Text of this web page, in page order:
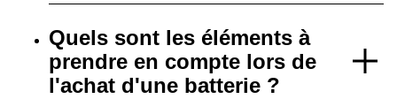
Quels sont les éléments à
prendre en compte lors de
l'achat d'une batterie ?